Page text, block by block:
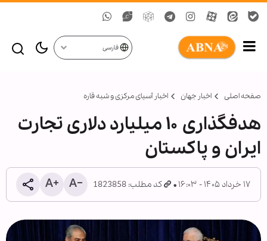
فارسی
صفحه اصلی اخبار جهان اخبار آسیای مرکزی و شبه قاره
هدفگذاری ۱۰ میلیارد دلاری تجارت
ایران و پاکستان
۱۷ خرداد ۱۴۰۵ - ۱۶:۰۳ کد مطلب: 1823858